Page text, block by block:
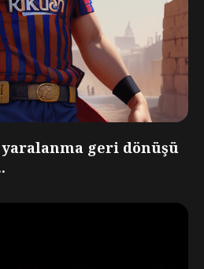
yaralanma geri dönüşü